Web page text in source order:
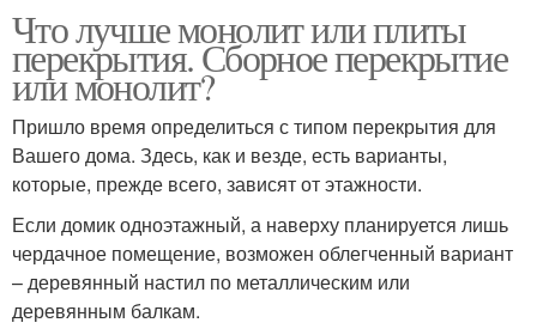
Что лучше монолит или плиты
перекрытия. Сборное перекрытие
или монолит?
Пришло время определиться с типом перекрытия для
Вашего дома. Здесь, как и везде, есть варианты,
которые, прежде всего, зависят от этажности.
Если домик одноэтажный, а наверху планируется лишь
чердачное помещение, возможен облегченный вариант
– деревянный настил по металлическим или
деревянным балкам.